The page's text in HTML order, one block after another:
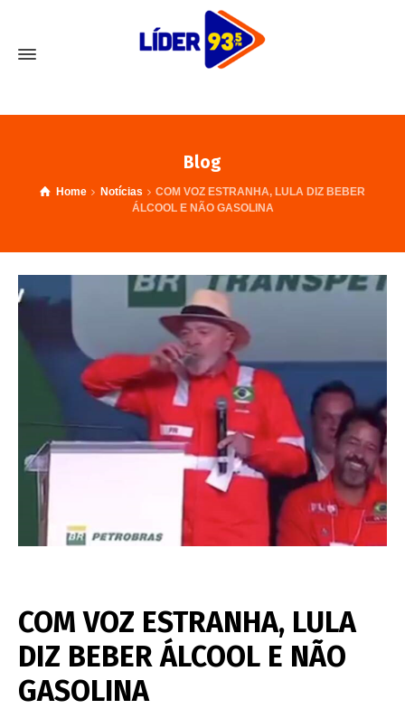
Blog
Home Notícias
COM VOZ ESTRANHA, LULA DIZ BEBER
ÁLCOOL E NÃO GASOLINA
COM VOZ ESTRANHA, LULA
DIZ BEBER ÁLCOOL E NÃO
GASOLINA